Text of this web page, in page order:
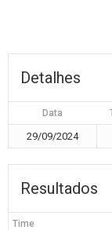
Detalhes
Data
29/09/2024
Resultados
Time